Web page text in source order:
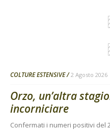
COLTURE ESTENSIVE 2 Agosto 2026
Orzo, un’altra
incorniciare
Confermati i numeri positivi del